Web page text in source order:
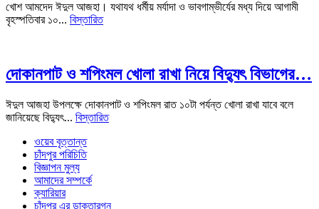
খোশ আমদেদ ঈদুল আজহা। যথাযথ ধর্মীয় মর্যাদা ও ভাবগাম্ভীর্যের মধ্য দিয়ে আগামী
বৃহস্পতিবার ১০... বিস্তারিত
দোকানপাট ও শপিংমল খোলা রাখা নিয়ে বিদ্যুৎ বিভাগের…
ঈদুল আজহা উপলক্ষে দোকানপাট ও শপিংমল রাত ১০টা পর্যন্ত খোলা রাখা যাবে বলে
জানিয়েছে বিদ্যুৎ... বিস্তারিত
ওয়েব বৃত্তান্ত
চাঁদপুর পরিচিতি
বিজ্ঞাপন মুল্য
আমাদের সম্পর্কে
ক্যারিয়ার
চাঁদপুর এর ডাক্তারগন